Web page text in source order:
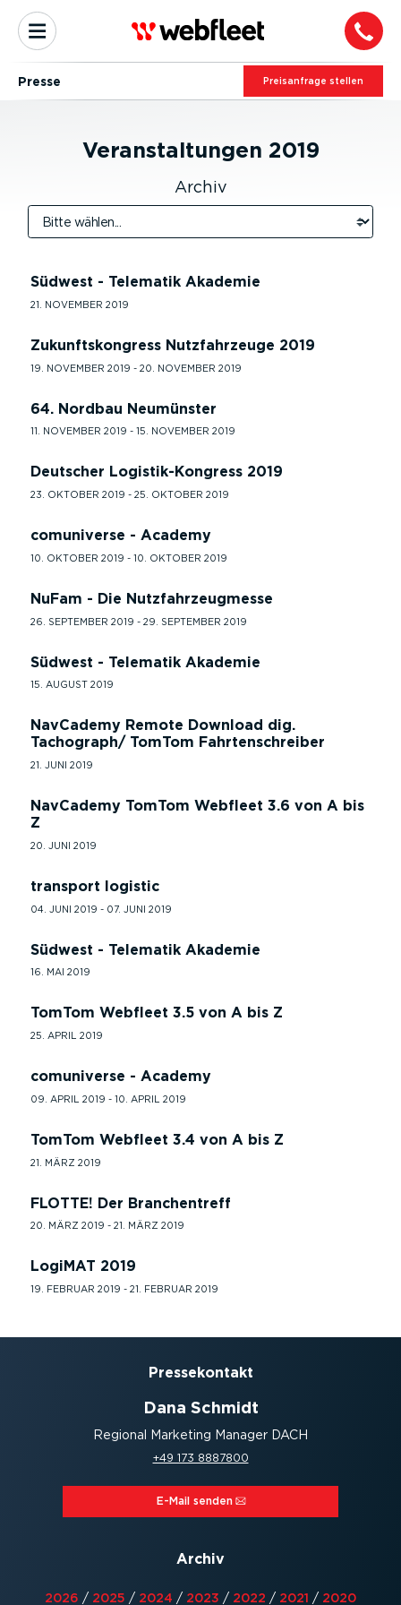
Presse Preis­an­frage stellen
Veran­stal­tungen 2019
Archiv
Südwest - Telematik Akademie
21. NOVEMBER 2019
Zukunftskongress Nutzfahrzeuge 2019
19. NOVEMBER 2019 - 20. NOVEMBER 2019
64. Nordbau Neumünster
11. NOVEMBER 2019 - 15. NOVEMBER 2019
Deutscher Logistik-Kongress 2019
23. OKTOBER 2019 - 25. OKTOBER 2019
comuniverse - Academy
10. OKTOBER 2019 - 10. OKTOBER 2019
NuFam - Die Nutzfahrzeugmesse
26. SEPTEMBER 2019 - 29. SEPTEMBER 2019
Südwest - Telematik Akademie
15. AUGUST 2019
NavCademy Remote Download dig.
Tachograph/ TomTom Fahrtenschreiber
21. JUNI 2019
NavCademy TomTom Webfleet 3.6 von A bis
Z
20. JUNI 2019
transport logistic
04. JUNI 2019 - 07. JUNI 2019
Südwest - Telematik Akademie
16. MAI 2019
TomTom Webfleet 3.5 von A bis Z
25. APRIL 2019
comuniverse - Academy
09. APRIL 2019 - 10. APRIL 2019
TomTom Webfleet 3.4 von A bis Z
21. MÄRZ 2019
FLOTTE! Der Branchentreff
20. MÄRZ 2019 - 21. MÄRZ 2019
LogiMAT 2019
19. FEBRUAR 2019 - 21. FEBRUAR 2019
Presse­kontakt
Dana Schmidt
Regional Marketing Manager DACH
+49 173 8887800
E-Mail senden⁠
Archiv
2026 / 2025 / 2024 / 2023 / 2022 / 2021 / 2020